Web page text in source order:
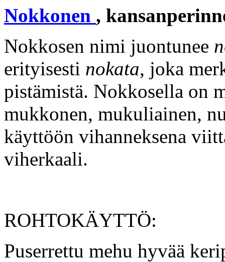
Nokkonen ,
Nokkosen nimi juontunee
erityisesti nokata, joka
pistämistä. Nokkosella on
mukkonen, mukuliainen,
käyttöön vihanneksena
viherkaali.
ROHTOKÄYTTÖ:
Puserrettu mehu hyvää